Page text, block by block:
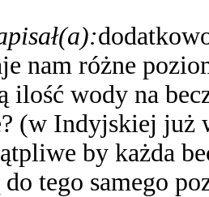
nam różne
ilość wody na
(w Indyjskiej już
by każda
tego samego